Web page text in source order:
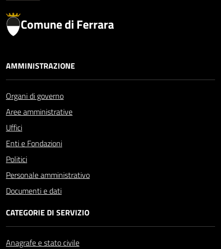
Comune di Ferrara
AMMINISTRAZIONE
Organi di governo
Aree amministrative
Uffici
Enti e Fondazioni
Politici
Personale amministrativo
Documenti e dati
CATEGORIE DI SERVIZIO
Anagrafe e stato civile